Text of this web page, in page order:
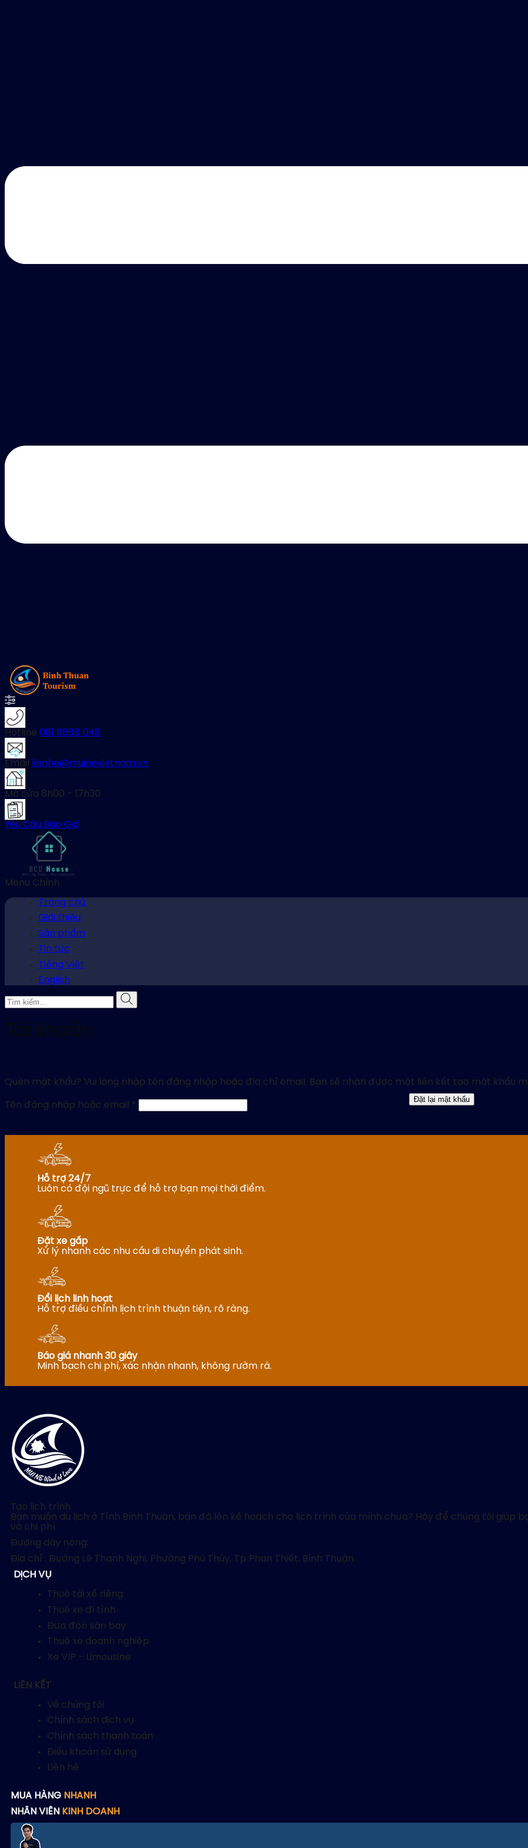
Hotline 081 8888 048
Email lienhe@muinevietnam.vn
Mở cửa 8h00 - 17h30
Yêu Cầu Báo Giá
Menu Chính
Trang chủ
Giới thiệu
Sản phẩm
Tin tức
Tiếng Việt
English
Tài khoản
Quên mật khẩu? Vui lòng nhập tên đăng nhập hoặc địa chỉ email. Bạn sẽ nhận được một liên kết tạo mật khẩu
Tên đăng nhập hoặc email *
buộc
Đặt lại mật khẩu
Hỗ trợ 24/7
Luôn có đội ngũ trực để hỗ trợ bạn mọi thời điểm.
Đặt xe gấp
Xử lý nhanh các nhu cầu di chuyển phát sinh.
Đổi lịch linh hoạt
Hỗ trợ điều chỉnh lịch trình thuận tiện, rõ ràng.
Báo giá nhanh 30 giây
Minh bạch chi phí, xác nhận nhanh, không rườm rà.
Tạo lịch trình
Bạn muốn du lịch ở Tỉnh Bình Thuận, bạn đã lên kế hoạch cho lịch trình của mình chưa? Hãy để chúng tôi giúp
và chi phí.
Đường dây nóng:
Địa chỉ : Đường Lê Thanh Nghị, Phường Phú Thủy, Tp Phan Thiết, Bình Thuận
DỊCH VỤ
Thuê tài xế riêng
Thuê xe đi tỉnh
Đưa đón sân bay
Thuê xe doanh nghiệp
Xe VIP - Limousine
LIÊN KẾT
Về chúng tôi
Chính sách dịch vụ
Chính sách thanh toán
Điều khoản sử dụng
Liên hệ
MUA HÀNG NHANH
NHÂN VIÊN KINH DOANH